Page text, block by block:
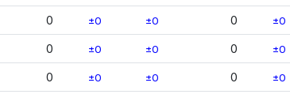
0 ±0 ±0 0 ±0
0 ±0 ±0 0 ±0
0 ±0 ±0 0 ±0